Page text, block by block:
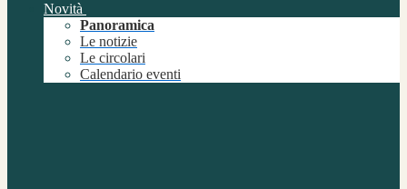
Novità
Panoramica
Le notizie
Le circolari
Calendario eventi